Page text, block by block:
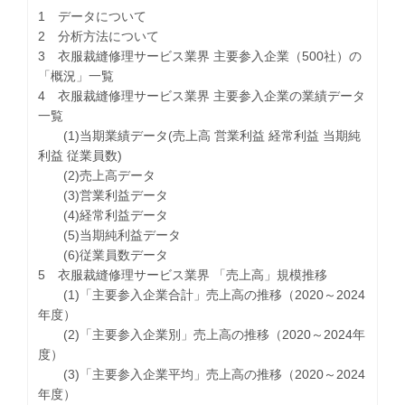
1 データについて
2 分析方法について
3 衣服裁縫修理サービス業界 主要参入企業（500社）の
「概況」一覧
4 衣服裁縫修理サービス業界 主要参入企業の業績データ
一覧
(1)当期業績データ(売上高 営業利益 経常利益 当期純
利益 従業員数)
(2)売上高データ
(3)営業利益データ
(4)経常利益データ
(5)当期純利益データ
(6)従業員数データ
5 衣服裁縫修理サービス業界 「売上高」規模推移
(1)「主要参入企業合計」売上高の推移（2020～2024
年度）
(2)「主要参入企業別」売上高の推移（2020～2024年
度）
(3)「主要参入企業平均」売上高の推移（2020～2024
年度）